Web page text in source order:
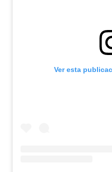
Ver esta